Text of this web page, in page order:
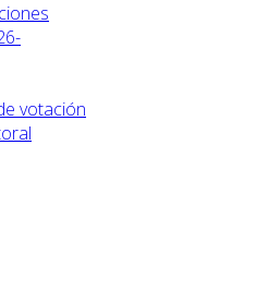
votación